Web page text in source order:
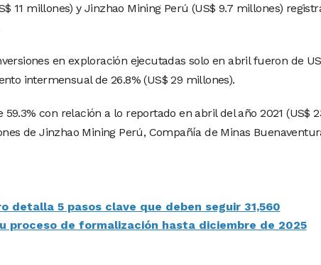
11 millones) y Jinzhao Mining Perú (US$ 9.7 millones)
en exploración ejecutadas solo en abril fueron de
intermensual de 26.8% (US$ 29 millones).
con relación a lo reportado en abril del año 2021 (US$
de Jinzhao Mining Perú, Compañía de Minas
detalla 5 pasos clave que deben seguir 31,560
proceso de formalización hasta diciembre de 2025